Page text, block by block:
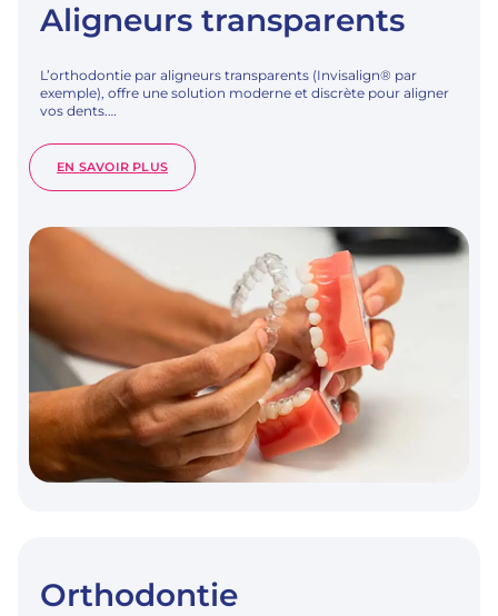
Aligneurs transparents
L’orthodontie par aligneurs transparents (Invisalign® par
exemple), offre une solution moderne et discrète pour aligner
vos dents.…
EN SAVOIR PLUS:
ALIGNEURS
Orthodontie